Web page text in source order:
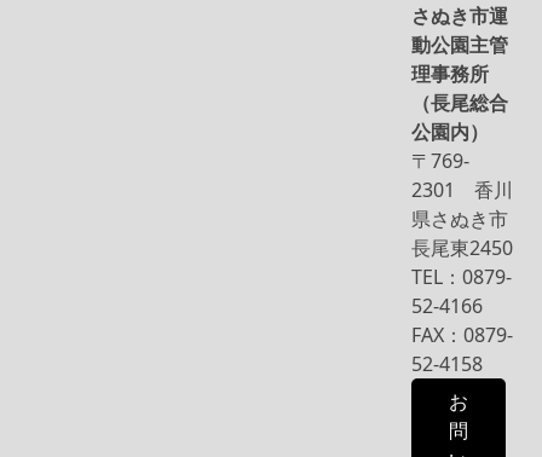
さぬき市運
動公園主管
理事務所
（長尾総合
公園内）
〒769-
2301 香川
県さぬき市
長尾東2450
TEL：0879-
52-4166
FAX：0879-
52-4158
お
問